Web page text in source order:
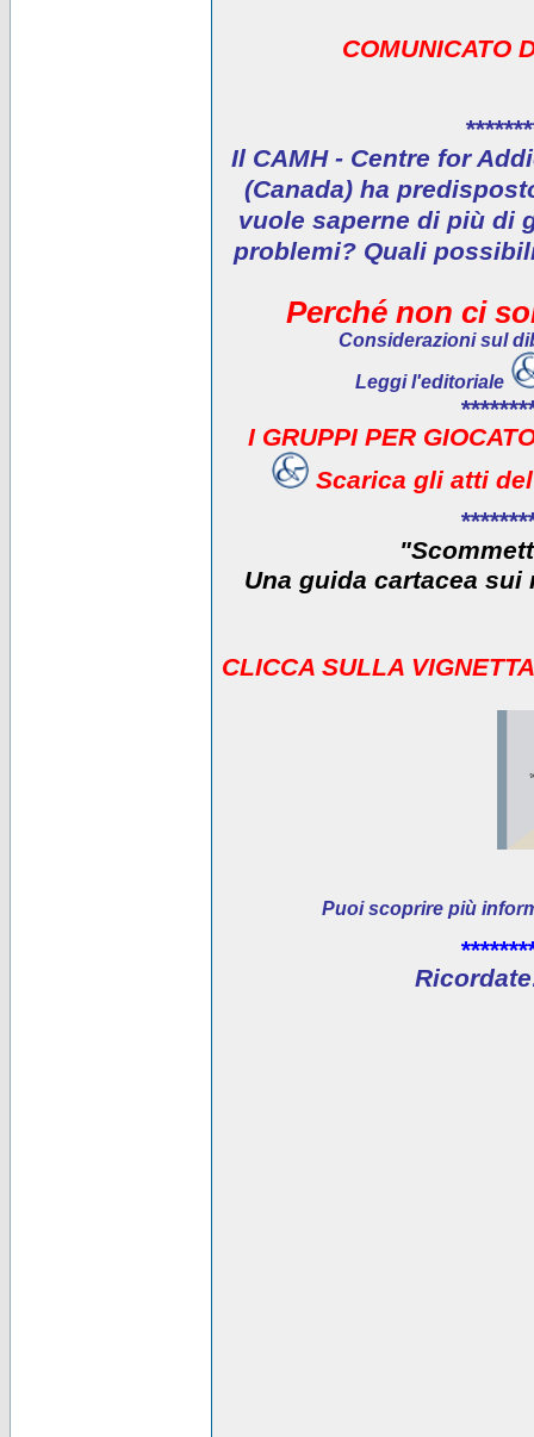
COMUNICATO
Il CAMH - Centre for
(Canada) ha
vuole saperne di più di
problemi? Quali
Perché non ci
Considerazioni sul
Leggi l'editoriale
I GRUPPI PER
Scarica gli atti
Una guida cartacea
CLICCA SULLA
Puoi scoprire più